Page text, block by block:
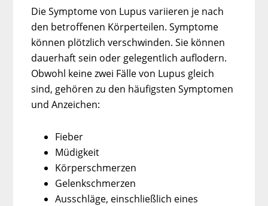
Die Symptome von Lupus variieren je nach
den betroffenen Körperteilen. Symptome
können plötzlich verschwinden. Sie können
dauerhaft sein oder gelegentlich auflodern.
Obwohl keine zwei Fälle von Lupus gleich
sind, gehören zu den häufigsten Symptomen
und Anzeichen:
Fieber
Müdigkeit
Körperschmerzen
Gelenkschmerzen
Ausschläge, einschließlich eines